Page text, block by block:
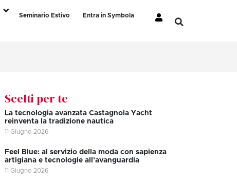
Seminario Estivo
Entra in Symbola
Scelti per te
La tecnologia avanzata Castagnola Yacht
reinventa la tradizione nautica
11 Giugno 2026
Feel Blue: al servizio della moda con sapienza
artigiana e tecnologie all’avanguardia
11 Giugno 2026